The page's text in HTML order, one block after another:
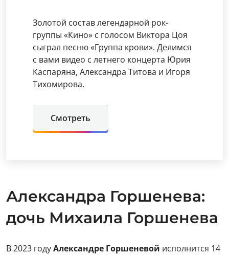
Золотой состав легендарной рок-
группы «Кино» с голосом Виктора Цоя
сыграл песню «Группа крови». Делимся
с вами видео с летнего концерта Юрия
Каспаряна, Александра Титова и Игоря
Тихомирова.
Смотреть
Александра Горшенева:
дочь Михаила Горшенева
В 2023 годуАлександре Горшеневой исполнится 14